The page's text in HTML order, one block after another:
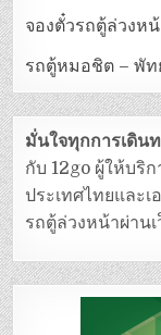
จองตั๋วรถตู้ล่วงห
รถตู้หมอชิต – พัท
มั่นใจทุกการเดิน
กับ 12go ผู้ให้บริ
ประเทศไทยและ
รถตู้ล่วงหน้าผ่าน